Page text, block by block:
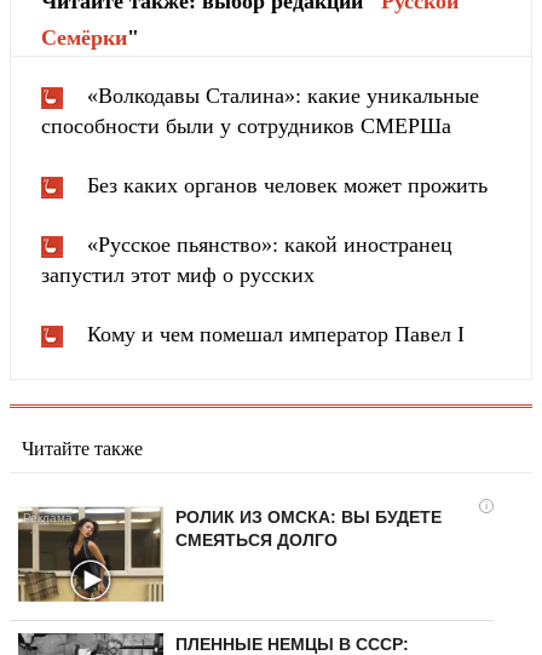
Cемёрки"
«Волкодавы Сталина»: какие уникальные
способности были у сотрудников СМЕРШа
Без каких органов человек может прожить
«Русское пьянство»: какой иностранец
запустил этот миф о русских
Кому и чем помешал император Павел I
Читайте также
i
РОЛИК ИЗ ОМСКА: ВЫ БУДЕТЕ
СМЕЯТЬСЯ ДОЛГО
ПЛЕННЫЕ НЕМЦЫ В СССР: